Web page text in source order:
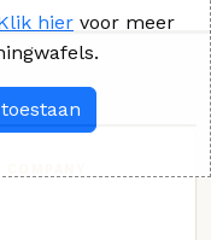
hier voor meer